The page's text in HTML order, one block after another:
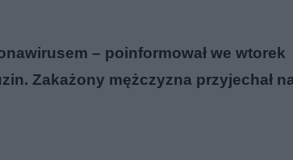
wirusem – poinformował we wtorek
Zakażony mężczyzna przyjechał